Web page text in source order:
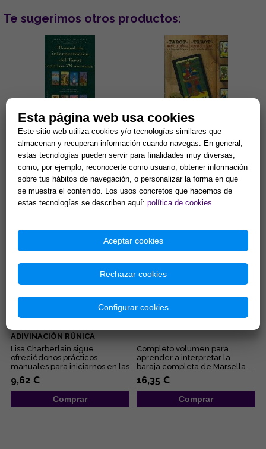
Te sugerimos otros productos:
MANUAL DE INTERPRETACIÓN
DEL TAROT CON LOS 78
Lectura de la boda o
convivencia de la pareja, del
embarazo, de los negocios,
del pleito, de la salud... Éstas...
15,38 €
EL TAROT DE RENNES-LE-
CHATEAU (Pack Libro +
Cartas)
Un tarot clásico cargado de
misterio, y es que el conde
Rennes-le-Chateau es uno de
los personajes más controv...
19,18 €
RUNAS PARA PRINCIPIANTES:
GUÍA DE LA MAGIA Y LA
ADIVINACIÓN RÚNICA
Lisa Charberlain sigue
ofreciédonos prácticos
manuales para iniciarnos en las
diferentes disciplinas
esotérica...
9,62 €
Comprar
EL TAROT DE MARSELLA, AL
Completo volumen para
aprender a interpretar la
baraja completa de Marsella....
16,35 €
Comprar
Esta página web usa cookies
Este sitio web utiliza cookies y/o tecnologías similares que
almacenan y recuperan información cuando navegas. En general,
estas tecnologías pueden servir para finalidades muy diversas,
como, por ejemplo, reconocerte como usuario, obtener información
sobre tus hábitos de navegación, o personalizar la forma en que
se muestra el contenido. Los usos concretos que hacemos de
estas tecnologías se describen aquí: política de cookies
Aceptar cookies
Rechazar cookies
Configurar cookies